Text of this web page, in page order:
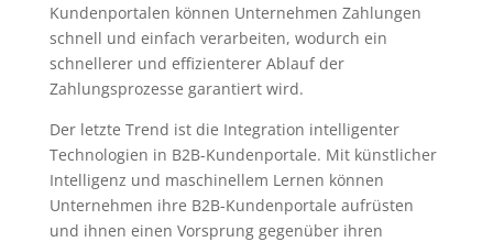
Kundenportalen können Unternehmen Zahlungen
schnell und einfach verarbeiten, wodurch ein
schnellerer und effizienterer Ablauf der
Zahlungsprozesse garantiert wird.
Der letzte Trend ist die Integration intelligenter
Technologien in B2B-Kundenportale. Mit künstlicher
Intelligenz und maschinellem Lernen können
Unternehmen ihre B2B-Kundenportale aufrüsten
und ihnen einen Vorsprung gegenüber ihren